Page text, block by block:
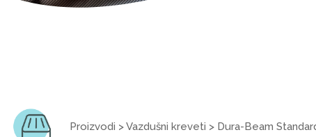
Proizvodi >Vazdušni kreveti > Dura-Beam